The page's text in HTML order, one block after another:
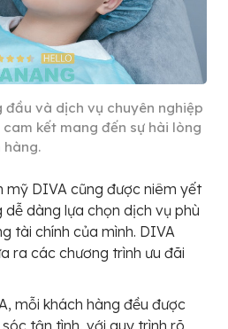
đầu và dịch vụ chuyên nghiệp
kết mang đến sự hài lòng
mỹ DIVA cũng được niêm yết
dàng lựa chọn dịch vụ phù
tài chính của mình. DIVA
ra các chương trình ưu đãi
mỗi khách hàng đều được